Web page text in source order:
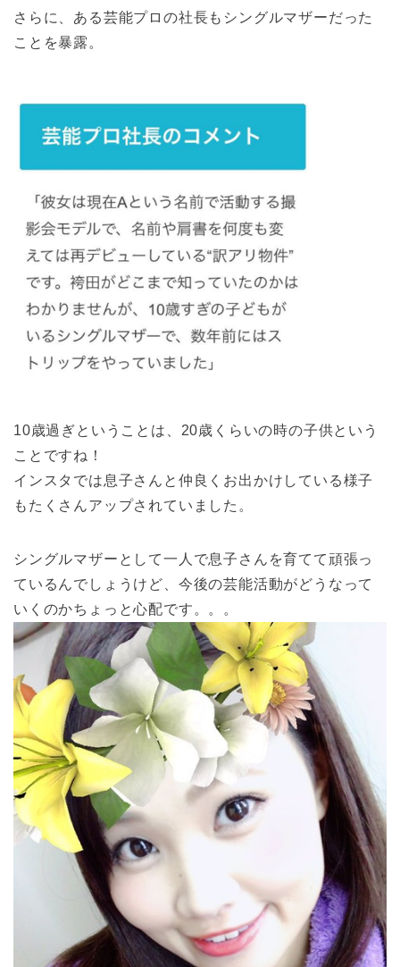
さらに、ある芸能プロの社長もシングルマザーだった
ことを暴露。
10歳過ぎということは、20歳くらいの時の子供という
ことですね！
インスタでは息子さんと仲良くお出かけしている様子
もたくさんアップされていました。
シングルマザーとして一人で息子さんを育てて頑張っ
ているんでしょうけど、今後の芸能活動がどうなって
いくのかちょっと心配です。。。